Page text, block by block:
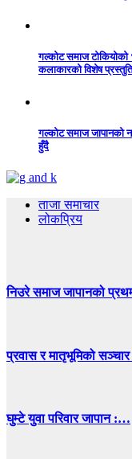
गल्कोट समाज टोकियोको
कलाकारको विशेष
गल्कोट समाज जापानको
हुँदै
ताजा समाचार
लोकप्रिय
निउरे समाज जापानको
प्रवास र मातृभूमिको
घुम्टे युवा परिवार जापान :…